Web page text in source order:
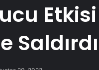
Saldırdı